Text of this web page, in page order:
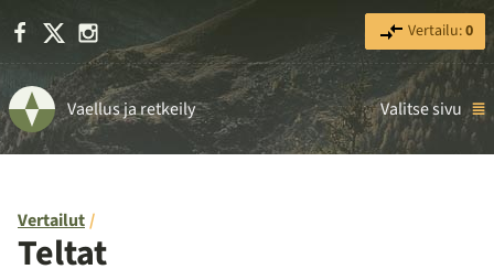
Facebook Instagram Vertailu:0
Vaellus ja retkeily Valitse sivu
Vertailut
Teltat